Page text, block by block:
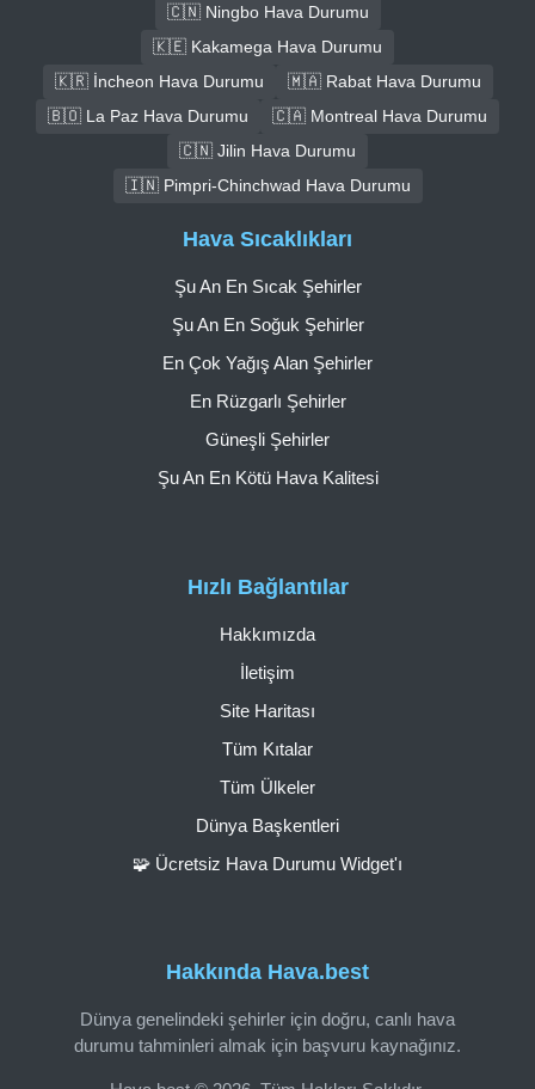
🇨🇳 Ningbo Hava Durumu
🇰🇪 Kakamega Hava Durumu
🇰🇷 İncheon Hava Durumu
🇲🇦 Rabat Hava Durumu
🇧🇴 La Paz Hava Durumu
🇨🇦 Montreal Hava Durumu
🇨🇳 Jilin Hava Durumu
🇮🇳 Pimpri-Chinchwad Hava Durumu
Hakkında Hava.best
Dünya genelindeki şehirler için doğru, canlı hava
durumu tahminleri almak için başvuru kaynağınız.
Hızlı Bağlantılar
Hakkımızda
İletişim
Site Haritası
Tüm Kıtalar
Tüm Ülkeler
Dünya Başkentleri
🧩 Ücretsiz Hava Durumu Widget'ı
Hava Sıcaklıkları
Şu An En Sıcak Şehirler
Şu An En Soğuk Şehirler
En Çok Yağış Alan Şehirler
En Rüzgarlı Şehirler
Güneşli Şehirler
Şu An En Kötü Hava Kalitesi